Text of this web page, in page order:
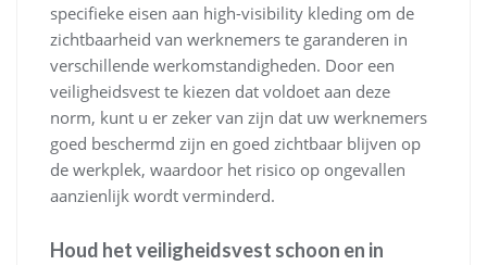
specifieke eisen aan high-visibility kleding om de
zichtbaarheid van werknemers te garanderen in
verschillende werkomstandigheden. Door een
veiligheidsvest te kiezen dat voldoet aan deze
norm, kunt u er zeker van zijn dat uw werknemers
goed beschermd zijn en goed zichtbaar blijven op
de werkplek, waardoor het risico op ongevallen
aanzienlijk wordt verminderd.
Houd het veiligheidsvest schoon en in